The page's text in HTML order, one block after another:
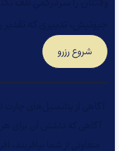
شروع رزرو